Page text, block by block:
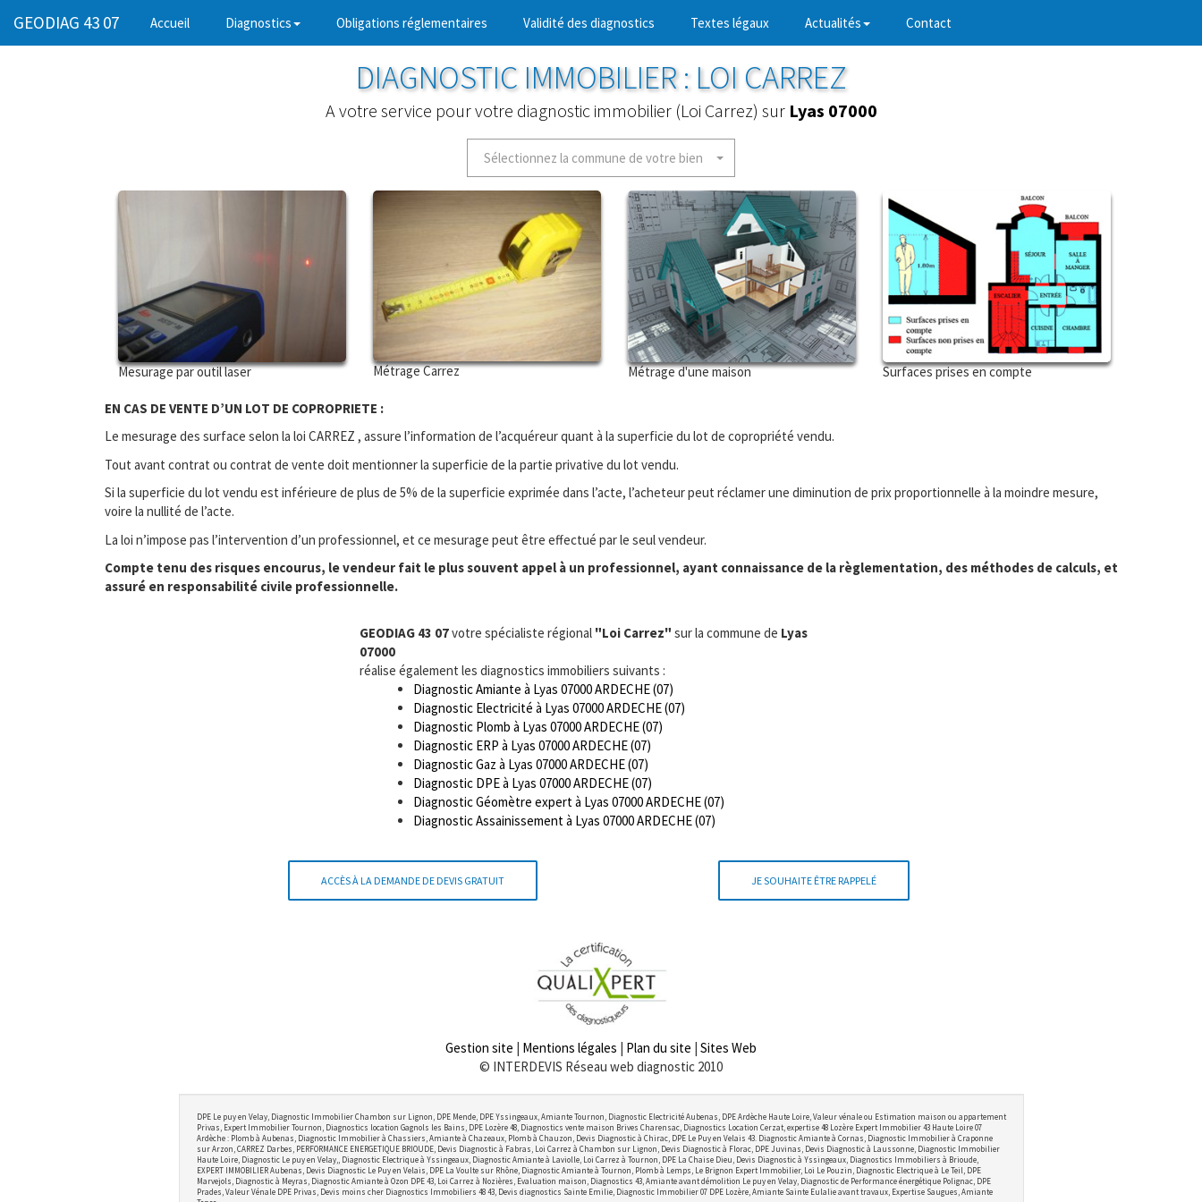
GEODIAG 43 07 Accueil (current)Diagnostics Obligations réglementaires Validité des diagnostics Textes légaux Actualités Contact
DIAGNOSTIC IMMOBILIER : LOI CARREZ
A votre service pour votre diagnostic immobilier (Loi Carrez) sur Lyas 07000
Sélectionnez la commune de votre bien
Mesurage par outil laser Métrage Carrez Métrage d'une maison Surfaces prises en compte
EN CAS DE VENTE D’UN LOT DE COPROPRIETE :
Le mesurage des surface selon la loi CARREZ , assure l’information de l’acquéreur quant à la superficie du lot de copropriété vendu.
Tout avant contrat ou contrat de vente doit mentionner la superficie de la partie privative du lot vendu.
Si la superficie du lot vendu est inférieure de plus de 5% de la superficie exprimée dans l’acte, l’acheteur peut réclamer une diminution de prix proportionnelle à la moindre mesure,
voire la nullité de l’acte.
La loi n’impose pas l’intervention d’un professionnel, et ce mesurage peut être effectué par le seul vendeur.
Compte tenu des risques encourus, le vendeur fait le plus souvent appel à un professionnel, ayant connaissance de la règlementation, des méthodes de calculs, et
assuré en responsabilité civile professionnelle.
GEODIAG 43 07votre spécialiste régional "Loi Carrez" sur la commune de Lyas
07000
réalise également les diagnostics immobiliers suivants :
Diagnostic Amiante à Lyas 07000 ARDECHE (07)
Diagnostic Electricité à Lyas 07000 ARDECHE (07)
Diagnostic Plomb à Lyas 07000 ARDECHE (07)
Diagnostic ERP à Lyas 07000 ARDECHE (07)
Diagnostic Gaz à Lyas 07000 ARDECHE (07)
Diagnostic DPE à Lyas 07000 ARDECHE (07)
Diagnostic Géomètre expert à Lyas 07000 ARDECHE (07)
Diagnostic Assainissement à Lyas 07000 ARDECHE (07)
ACCÈS À LA DEMANDE DE DEVIS GRATUIT JE SOUHAITE ÊTRE RAPPELÉ
Gestion site | Mentions légales | Plan du site | Sites Web
© INTERDEVIS Réseau web diagnostic 2010
DPE Le puy en Velay, Diagnostic Immobilier Chambon sur Lignon, DPE Mende, DPE Yssingeaux, Amiante Tournon, Diagnostic Electricité Aubenas, DPE Ardèche Haute Loire, Valeur vénale ou Estimation maison ou appartement
Privas, Expert Immobilier Tournon, Diagnostics location Gagnols les Bains, DPE Lozère 48, Diagnostics vente maison Brives Charensac, Diagnostics Location Cerzat, expertise 48 Lozère Expert Immobilier 43 Haute Loire 07
Ardèche : Plomb à Aubenas, Diagnostic Immobilier à Chassiers, Amiante à Chazeaux, Plomb à Chauzon, Devis Diagnostic à Chirac, DPE Le Puy en Velais 43. Diagnostic Amiante à Cornas, Diagnostic Immobilier à Craponne
sur Arzon, CARREZ Darbes, PERFORMANCE ENERGETIQUE BRIOUDE, Devis Diagnostic à Fabras, Loi Carrez à Chambon sur Lignon, Devis Diagnostic à Florac, DPE Juvinas, Devis Diagnostic à Laussonne, Diagnostic Immobilier
Haute Loire, Diagnostic Le puy en Velay,, Diagnostic Electrique à Yssingeaux, Diagnostic Amiante à Laviolle, Loi Carrez à Tournon, DPE La Chaise Dieu, Devis Diagnostic à Yssingeaux, Diagnostics Immobiliers à Brioude,
EXPERT IMMOBILIER Aubenas, Devis Diagnostic Le Puy en Velais, DPE La Voulte sur Rhône, Diagnostic Amiante à Tournon, Plomb à Lemps, Le Brignon Expert Immobilier, Loi Le Pouzin, Diagnostic Electrique à Le Teil, DPE
Marvejols, Diagnostic à Meyras, Diagnostic Amiante à Ozon DPE 43, Loi Carrez à Nozières, Evaluation maison, Diagnostics 43, Amiante avant démolition Le puy en Velay, Diagnostic de Performance énergétique Polignac, DPE
Prades, Valeur Vénale DPE Privas, Devis moins cher Diagnostics Immobiliers 48 43, Devis diagnostics Sainte Emilie, Diagnostic Immobilier 07 DPE Lozère, Amiante Sainte Eulalie avant travaux, Expertise Saugues, Amiante